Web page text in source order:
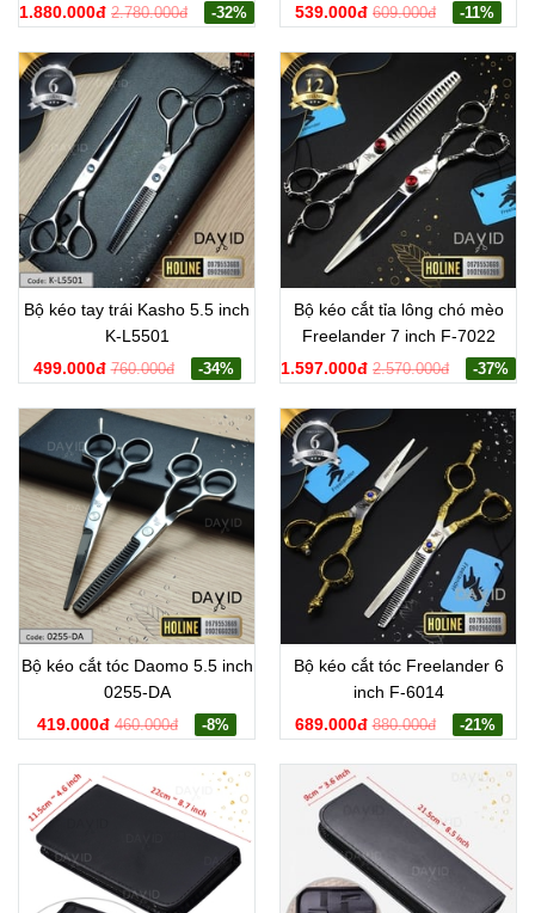
1.880.000đ 2.780.000đ -32%
539.000đ 609.000đ -11%
Bộ kéo tay trái Kasho 5.5 inch
K-L5501
499.000đ 760.000đ -34%
Bộ kéo cắt tỉa lông chó mèo
Freelander 7 inch F-7022
1.597.000đ 2.570.000đ -37%
Bộ kéo cắt tóc Daomo 5.5 inch
0255-DA
419.000đ 460.000đ -8%
Bộ kéo cắt tóc Freelander 6
inch F-6014
689.000đ 880.000đ -21%